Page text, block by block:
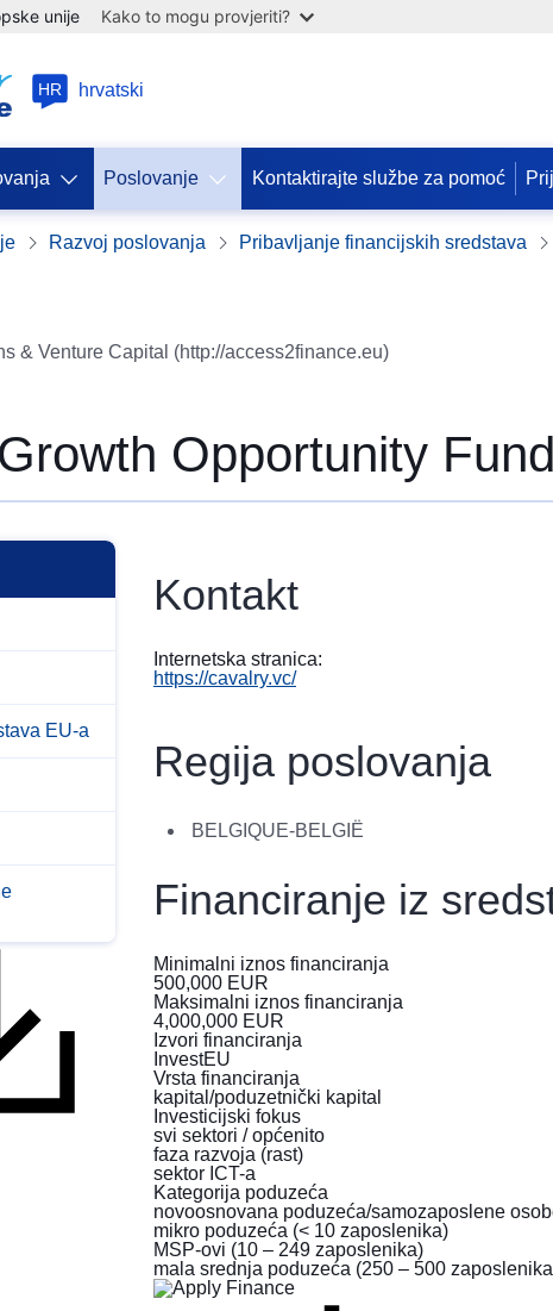
unije Kako to mogu provjeriti?
HR hrvatski
Poslovanje Kontaktirajte službe za pomoć
Razvoj poslovanja Pribavljanje financijskih sredstava
& Venture Capital (http://access2finance.eu)
Opportunity
EU-a
Kontakt
Internetska stranica:
https://cavalry.vc/
Regija poslovanja
BELGIQUE-BELGIË
Financiranje iz
Minimalni iznos financiranja
500,000 EUR
Maksimalni iznos financiranja
4,000,000 EUR
Izvori financiranja
InvestEU
Vrsta financiranja
kapital/poduzetnički kapital
Investicijski fokus
svi sektori / općenito
faza razvoja (rast)
sektor ICT-a
Kategorija poduzeća
novoosnovana poduzeća/samozaposlene
mikro poduzeća (< 10 zaposlenika)
MSP-ovi (10 – 249 zaposlenika)
mala srednja poduzeća (250 – 500